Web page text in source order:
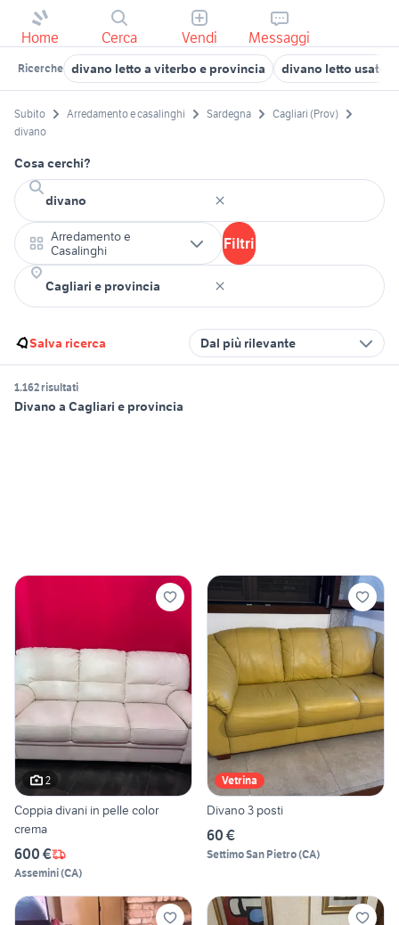
Home Cerca Vendi Messaggi
Ricerche divano letto a viterbo e provincia divano letto usato
Subito Arredamento e casalinghi Sardegna
Cagliari (Prov)
divano
Cosa cerchi?
Arredamento e
Casalinghi
Filtri
Salva ricerca Dal più rilevante
1.162 risultati
Divano a Cagliari e provincia
2
Coppia divani in pelle color
crema
600 €
Assemini(CA)
Vetrina
Divano 3 posti
60 €
Settimo San Pietro(CA)